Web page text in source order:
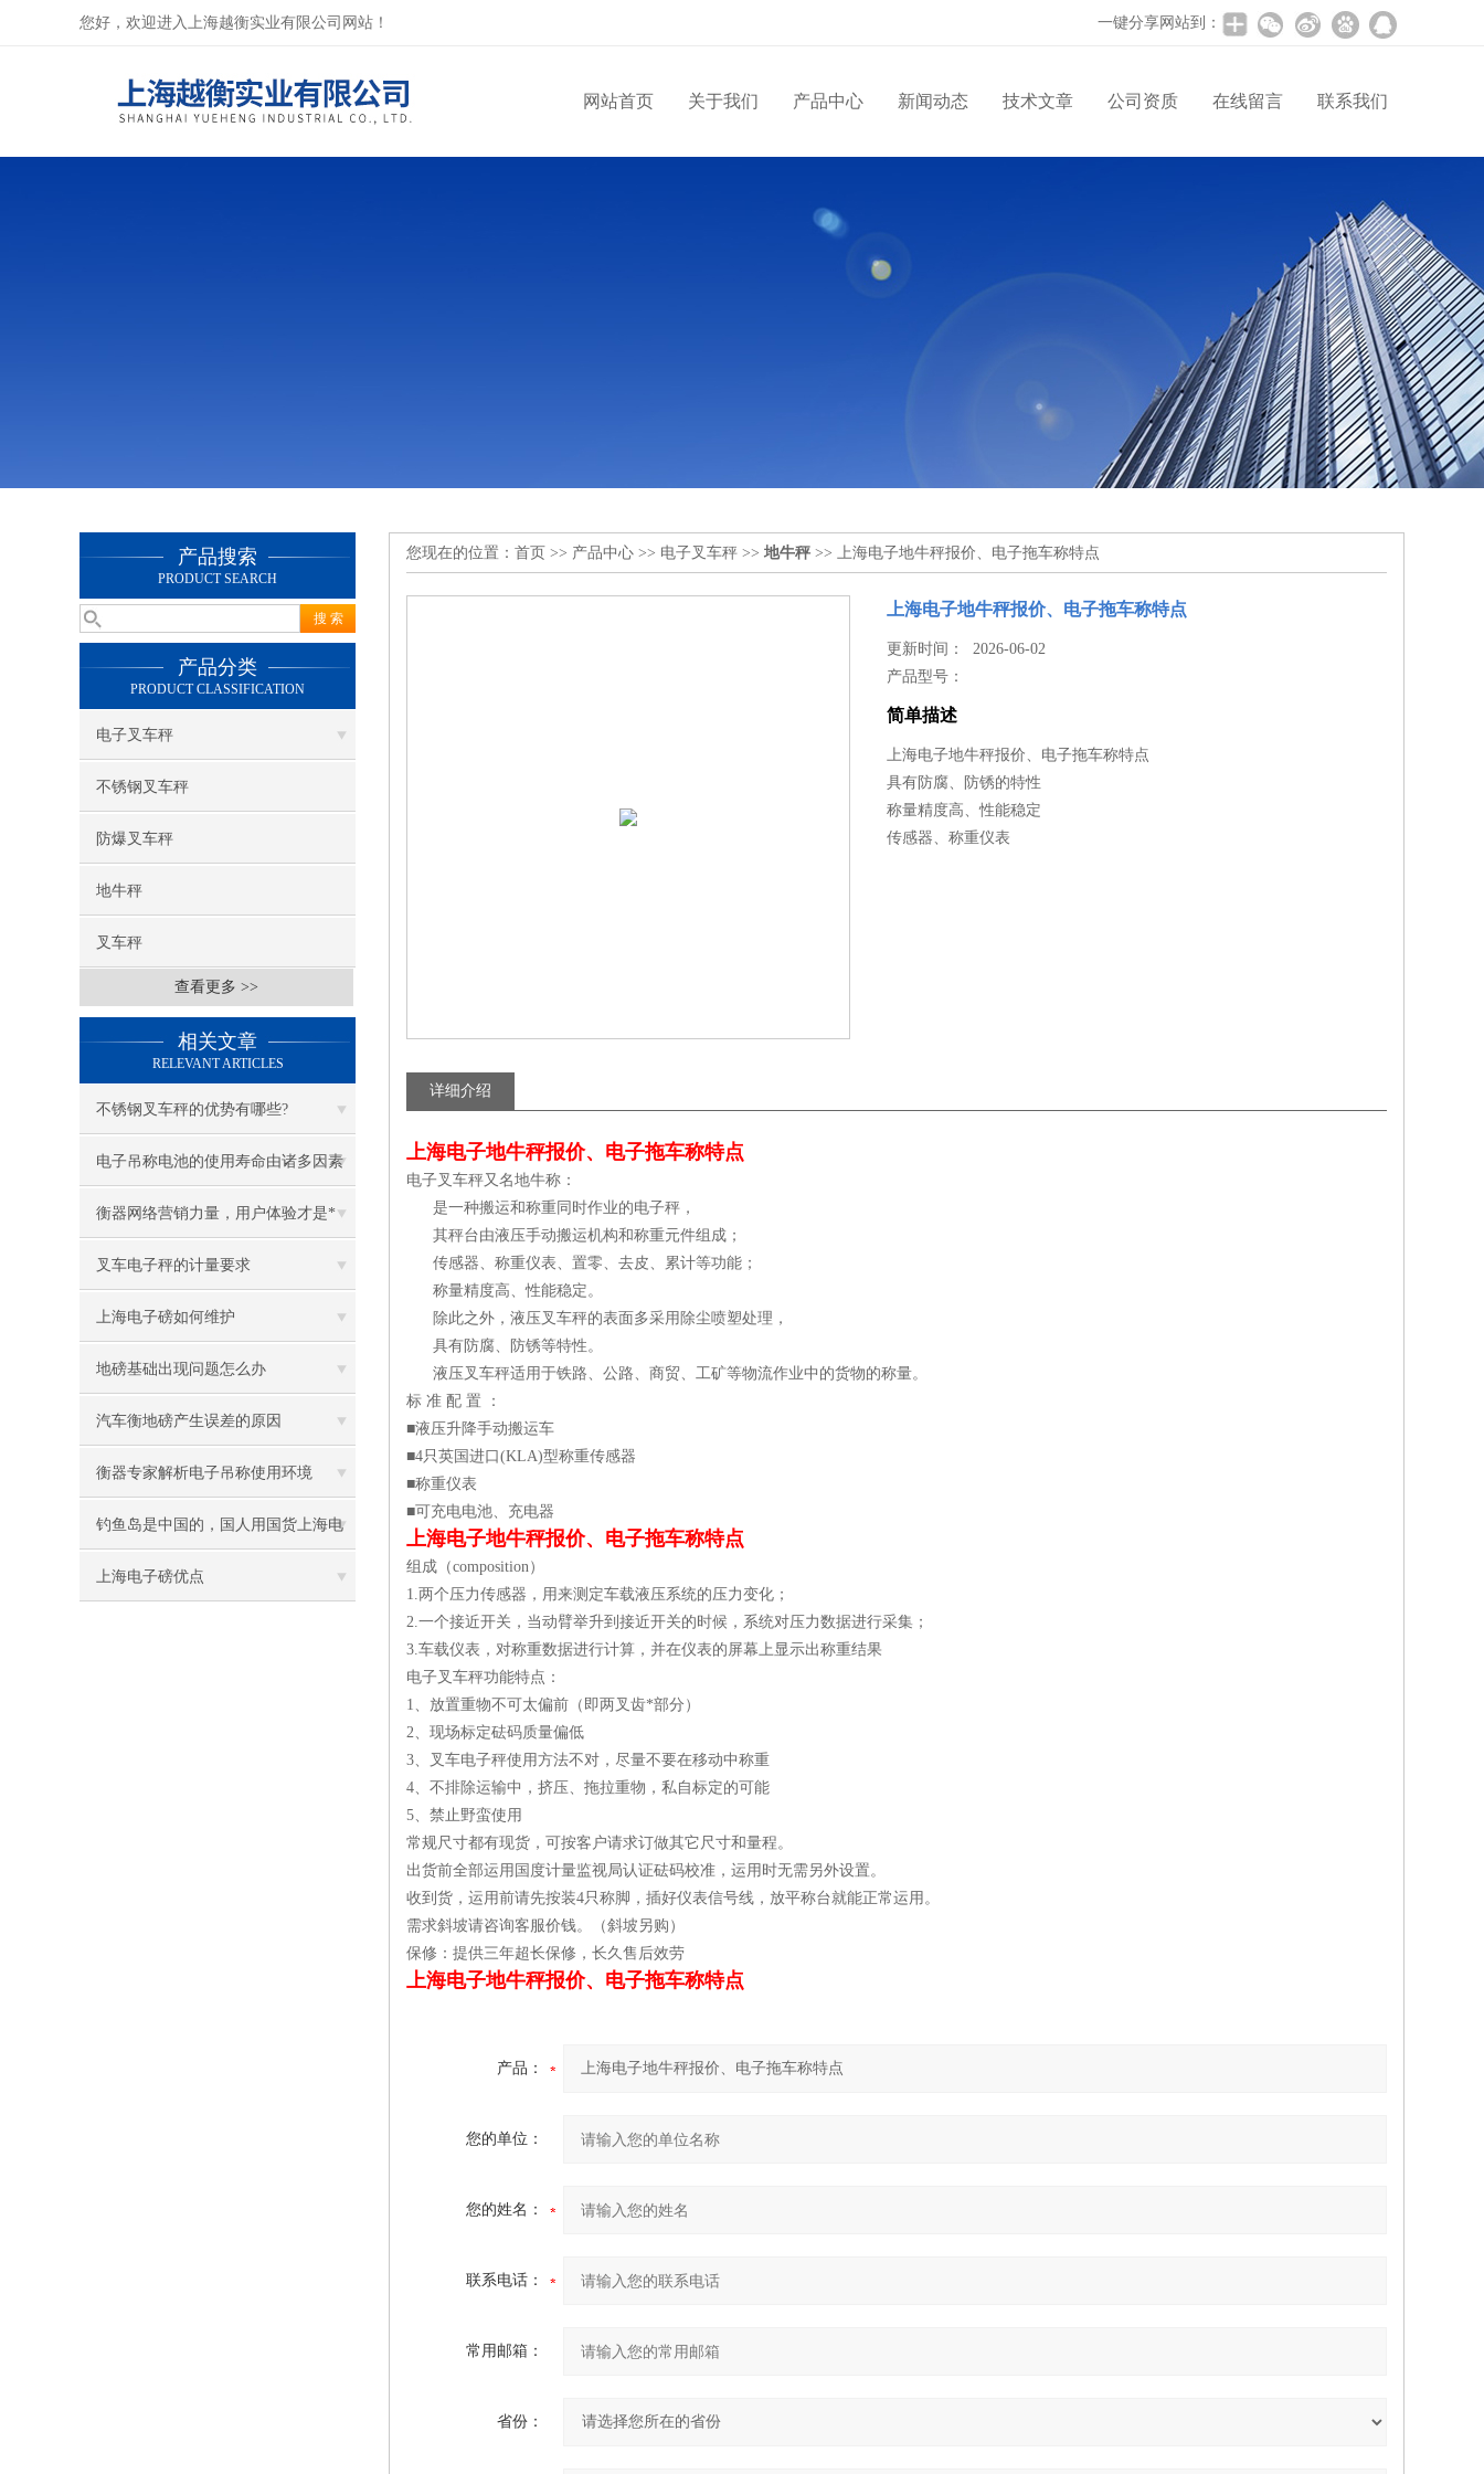
您好，欢迎进入上海越衡实业有限公司网站！ 一键分享网站到：
网站首页 关于我们 产品中心 新闻动态 技术文章 公司资质 在线留言 联系我们
产品搜索
PRODUCT SEARCH
产品分类
PRODUCT CLASSIFICATION
电子叉车秤
不锈钢叉车秤
防爆叉车秤
地牛秤
叉车秤
查看更多 >>
相关文章
RELEVANT ARTICLES
不锈钢叉车秤的优势有哪些?
电子吊称电池的使用寿命由诸多因素
决定
衡器网络营销力量，用户体验才是*
叉车电子秤的计量要求
上海电子磅如何维护
地磅基础出现问题怎么办
汽车衡地磅产生误差的原因
衡器专家解析电子吊称使用环境
钓鱼岛是中国的，国人用国货上海电
子汽车衡业给力发话
上海电子磅优点
您现在的位置： 首页 >> 产品中心 >> 电子叉车秤 >> 地牛秤 >> 上海电子地牛秤报价、电子拖车称特点
上海电子地牛秤报价、电子拖车称特点
更新时间： 2026-06-02
产品型号：
简单描述
上海电子地牛秤报价、电子拖车称特点
具有防腐、防锈的特性
称量精度高、性能稳定
传感器、称重仪表
详细介绍
上海电子地牛秤报价、电子拖车称特点
电子叉车秤又名地牛称：
是一种搬运和称重同时作业的电子秤，
其秤台由液压手动搬运机构和称重元件组成；
传感器、称重仪表、置零、去皮、累计等功能；
称量精度高、性能稳定。
除此之外，液压叉车秤的表面多采用除尘喷塑处理，
具有防腐、防锈等特性。
液压叉车秤适用于铁路、公路、商贸、工矿等物流作业中的货物的称量。
标 准 配 置 ：
■液压升降手动搬运车
■4只英国进口(KLA)型称重传感器
■称重仪表
■可充电电池、充电器
上海电子地牛秤报价、电子拖车称特点
组成（composition）
1.两个压力传感器，用来测定车载液压系统的压力变化；
2.一个接近开关，当动臂举升到接近开关的时候，系统对压力数据进行采集；
3.车载仪表，对称重数据进行计算，并在仪表的屏幕上显示出称重结果
电子叉车秤功能特点：
1、放置重物不可太偏前（即两叉齿*部分）
2、现场标定砝码质量偏低
3、叉车电子秤使用方法不对，尽量不要在移动中称重
4、不排除运输中，挤压、拖拉重物，私自标定的可能
5、禁止野蛮使用
常规尺寸都有现货，可按客户请求订做其它尺寸和量程。
出货前全部运用国度计量监视局认证砝码校准，运用时无需另外设置。
收到货，运用前请先按装4只称脚，插好仪表信号线，放平称台就能正常运用。
需求斜坡请咨询客服价钱。（斜坡另购）
保修：提供三年超长保修，长久售后效劳
上海电子地牛秤报价、电子拖车称特点
产品：
您的单位：
您的姓名：
联系电话：
常用邮箱：
省份：